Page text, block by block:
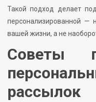
Такой подход делает
персонализированной —
вашей жизни, а не
Советы
рассылок